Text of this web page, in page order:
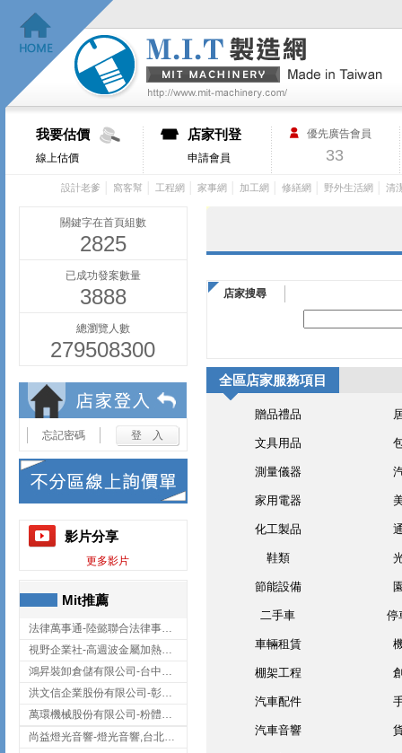
我要估價
線上估價
店家刊登
申請會員
優先廣告會員
33
設計老爹 窩客幫 工程網 家事網 加工網 修繕網 野外生活網 清
關鍵字在首頁組數
2825
已成功發案數量
3888
總瀏覽人數
279508300
忘記密碼
影片分享
更多影片
Mit推薦
法律萬事通-陸懿聯合法律事務所
視野企業社-高週波金屬加熱設備,彰化高週波金屬加熱設備
鴻昇裝卸倉儲有限公司-台中貨櫃裝卸
洪文信企業股份有限公司-彰化鋅合金鑄造,彰化五金加工,彰化五金配件
萬環機械股份有限公司-粉體塗裝設備,輸送機,輸送機設備,台南輸送機
尚益燈光音響-燈光音響,台北燈光音響,台北燈光音響出租
店家搜尋
全區店家服務項目
贈品禮品
文具用品
測量儀器
家用電器
化工製品
鞋類
節能設備
二手車 停
車輛租賃
棚架工程
汽車配件
汽車音響